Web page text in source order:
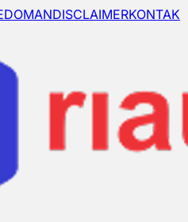
DISCLAIMERKONTAK